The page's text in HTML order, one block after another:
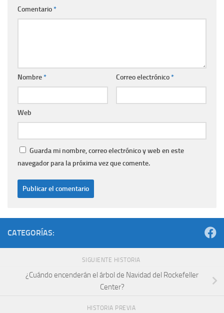
Comentario*
Nombre* Correo electrónico*
Web
Guarda mi nombre, correo electrónico y web en este
navegador para la próxima vez que comente.
CATEGORÍAS:
SIGUIENTE HISTORIA
¿Cuándo encenderán el árbol de Navidad del Rockefeller
Center?
HISTORIA PREVIA